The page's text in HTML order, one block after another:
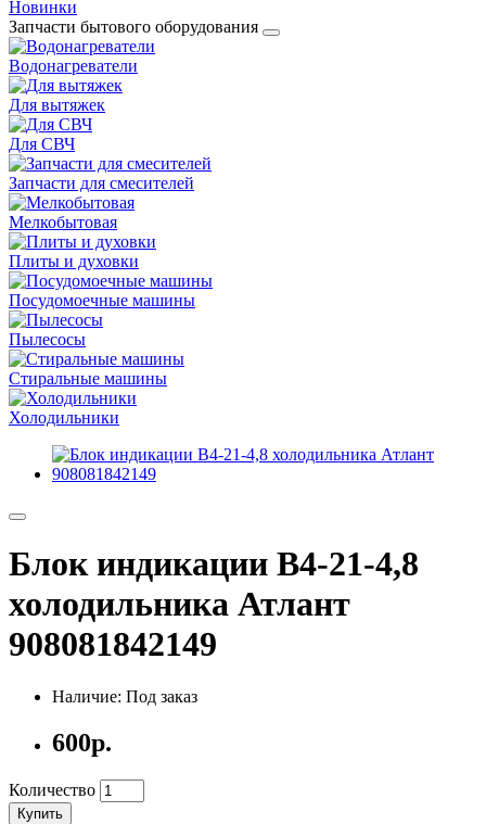
Новинки
Запчасти бытового оборудования
Водонагреватели
Для вытяжек
Для СВЧ
Запчасти для смесителей
Мелкобытовая
Плиты и духовки
Посудомоечные машины
Пылесосы
Стиральные машины
Холодильники
Блок индикации В4-21-4,8
холодильника Атлант
908081842149
Наличие: Под заказ
600р.
Количество
Купить